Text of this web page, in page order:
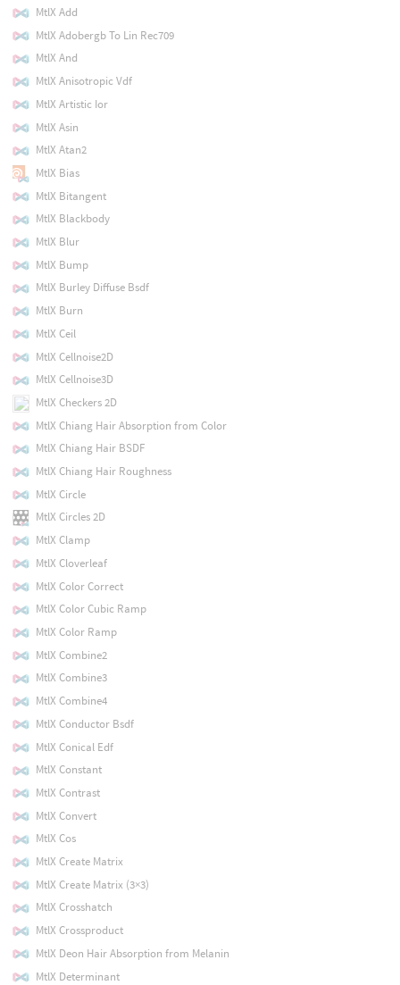
MtlX Add
MtlX Adobergb To Lin Rec709
MtlX And
MtlX Anisotropic Vdf
MtlX Artistic Ior
MtlX Asin
MtlX Atan2
MtlX Bias
MtlX Bitangent
MtlX Blackbody
MtlX Blur
MtlX Bump
MtlX Burley Diffuse Bsdf
MtlX Burn
MtlX Ceil
MtlX Cellnoise2D
MtlX Cellnoise3D
MtlX Checkers 2D
MtlX Chiang Hair Absorption from Color
MtlX Chiang Hair BSDF
MtlX Chiang Hair Roughness
MtlX Circle
MtlX Circles 2D
MtlX Clamp
MtlX Cloverleaf
MtlX Color Correct
MtlX Color Cubic Ramp
MtlX Color Ramp
MtlX Combine2
MtlX Combine3
MtlX Combine4
MtlX Conductor Bsdf
MtlX Conical Edf
MtlX Constant
MtlX Contrast
MtlX Convert
MtlX Cos
MtlX Create Matrix
MtlX Create Matrix (3×3)
MtlX Crosshatch
MtlX Crossproduct
MtlX Deon Hair Absorption from Melanin
MtlX Determinant